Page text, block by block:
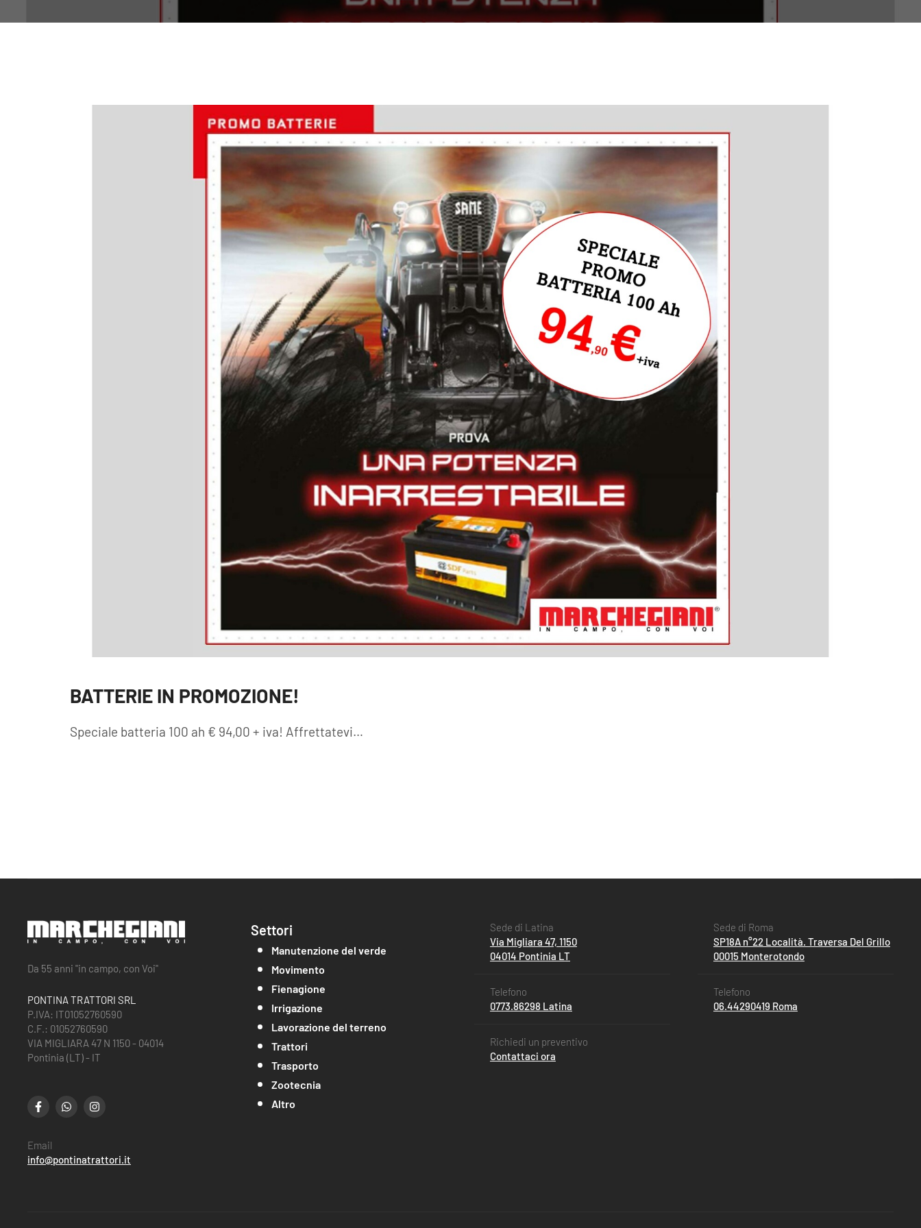
BATTERIE IN PROMOZIONE!
Speciale batteria 100 ah € 94,00 + iva! Affrettatevi…
Da 55 anni "in campo, con Voi"
PONTINA TRATTORI SRL
P.IVA: IT01052760590
C.F.: 01052760590
VIA MIGLIARA 47 N 1150 - 04014
Pontinia (LT) - IT
Email
info@pontinatrattori.it
Sede di Roma
SP18A n°22 Località. Traversa Del Grillo
00015 Monterotondo
Telefono
06.44290419 Roma
Settori
Manutenzione del verde
Movimento
Fienagione
Irrigazione
Lavorazione del terreno
Trattori
Trasporto
Zootecnia
Altro
Sede di Latina
Via Migliara 47, 1150
04014 Pontinia LT
Telefono
0773.86298 Latina
Richiedi un preventivo
Contattaci ora